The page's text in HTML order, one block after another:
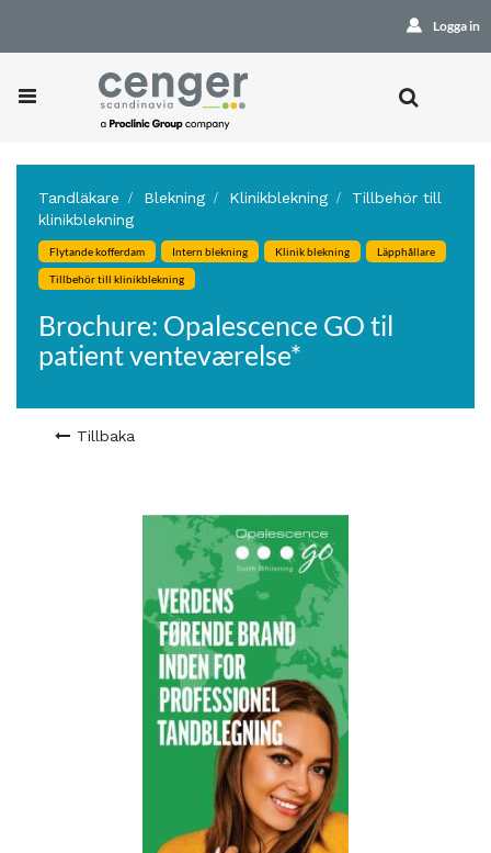
Logga in
Tandläkare Blekning Klinikblekning
Tillbehör till
klinikblekning
Flytande kofferdam Intern blekning Klinik blekning Läpphållare
Tillbehör till klinikblekning
Brochure: Opalescence GO til
patient venteværelse*
Tillbaka